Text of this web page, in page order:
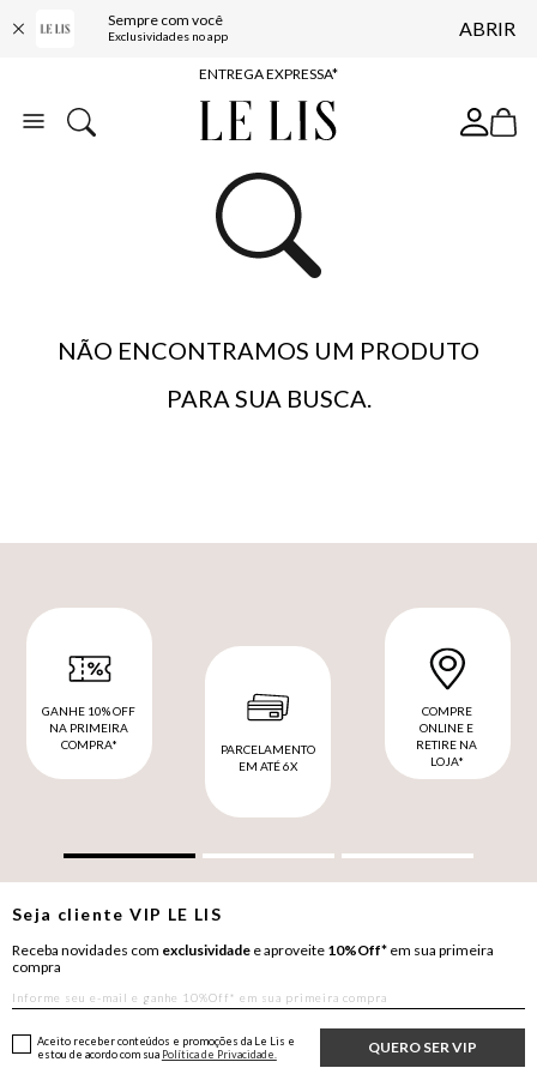
Sempre com você
Exclusividades no app ABRIR
COMPRE ONLINE E RETIRE EM LOJA*
ENTREGA EXPRESSA*
FRETE GRÁTIS*
10% OFF NA PRIMEIRA COMPRA*
NÃO ENCONTRAMOS UM PRODUTO
PARA SUA BUSCA.
GANHE 10% OFF
NA PRIMEIRA
COMPRA*
PARCELAMENTO
EM ATÉ 6X
COMPRE
ONLINE E
RETIRE NA
LOJA*
Seja clienteVIP LE LIS
Receba novidades com exclusividade e aproveite 10%Off* em sua primeira
compra
QUERO SER VIP
Aceito receber conteúdos e promoções da Le Lis e
estou de acordo com sua Política de Privacidade.